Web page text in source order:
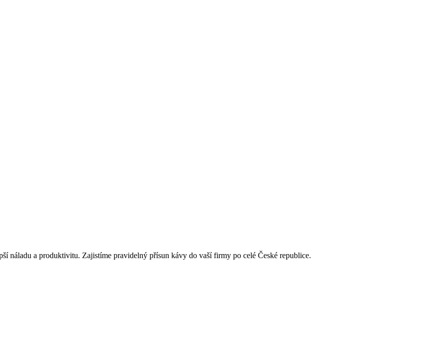
náladu a produktivitu. Zajistíme pravidelný přísun kávy do vaší firmy po celé České republice.